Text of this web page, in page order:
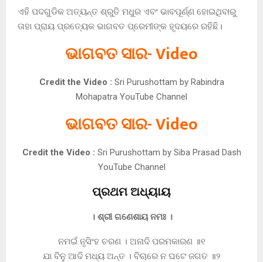
ଏହି ପଦଗୁଡିକ ଅତ୍ୟନ୍ତ ଶ୍ରୁତି ମଧୁର ଏବଂ ଭାବପୂର୍ଣ୍ଣ ହୋଇଥିବାରୁ
ତାହା ପ୍ରାୟ ପ୍ରତ୍ୟେକ ଭାଗବତ ପ୍ରେମୀଙ୍କ ହୃଦୟରେ ରହିଛି।
ଭାଗବତ ସାର- Video
Credit the Video : Sri Purushottam by Rabindra
Mohapatra YouTube Channel
ଭାଗବତ ସାର- Video
Credit the Video : Sri Purushottam by Siba Prasad Dash
YouTube Channel
ପ୍ରଥମ ଅଧ୍ୟାୟ
। ଶ୍ରୀ ଗଣେଶାୟ ନମଃ ।
ନମଇଁ ନୃସିଂହ ଚରଣ । ଅନାଦି ପରମକାରଣ ॥୧
ଯା ବିନୁ ଆଦି ମଧ୍ୟ ଅନ୍ତ । ବିଚାରେ ନ ଘଟେ ଜଗତ ॥୨